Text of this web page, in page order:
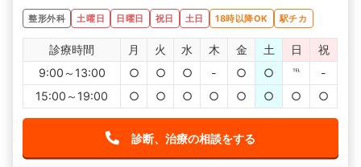
整形外科 土曜日 日曜日 祝日 土日 18時以降OK 駅チカ
診療時間 月 火 水 木 金 土 日
祝
9:00～13:00
○ ○ ○ - ○ ○ ℡
-
15:00～19:00
○ ○ ○ ○ ○ ○ ○ ○
診断、治療の相談をする